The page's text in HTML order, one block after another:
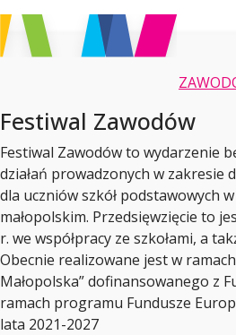
Festiwal Zawodów
Festiwal Zawodów to wydarzenie
działań prowadzonych w zakresie
dla uczniów szkół podstawowych
małopolskim. Przedsięwzięcie to
r. we współpracy ze szkołami, a
Obecnie realizowane jest w
Małopolska” dofinansowanego z
ramach programu Fundusze
lata 2021-2027